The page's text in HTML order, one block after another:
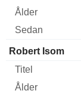
Robert Isom